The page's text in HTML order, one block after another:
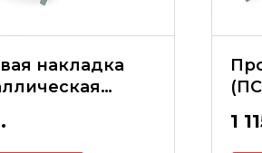
накладка
1